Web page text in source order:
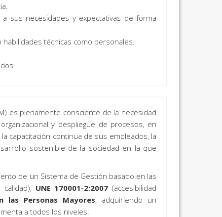
a sus necesidades y expectativas de forma
técnicas como personales.
es plenamente consciente de la necesidad
y despliegue de procesos, en
capacitación continua de sus empleados, la
sostenible de la sociedad en la que
de un Sistema de Gestión basado en las
UNE 170001-2:2007 (accesibilidad
las Personas Mayores, adquiriendo un
a todos los niveles: